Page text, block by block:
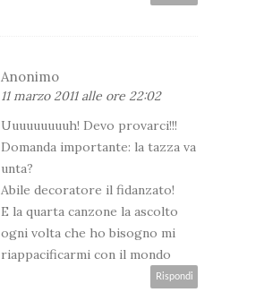
Anonimo
11 marzo 2011 alle ore 22:02
Uuuuuuuuuh! Devo provarci!!!
Domanda importante: la tazza va
unta?
Abile decoratore il fidanzato!
E la quarta canzone la ascolto
ogni volta che ho bisogno mi
riappacificarmi con il mondo
Rispondi